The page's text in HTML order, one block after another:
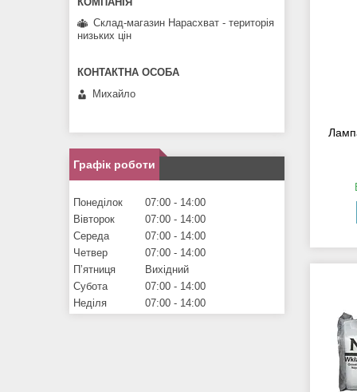
Склад-магазин Нарасхват - територія
низьких цін
Михайло
Графік роботи
Понеділок 07:00
14:00
Вівторок
07:00
14:00
Середа
07:00
14:00
Четвер
07:00
14:00
Пʼятниця
Вихідний
Субота
07:00
14:00
Неділя
07:00 14:00